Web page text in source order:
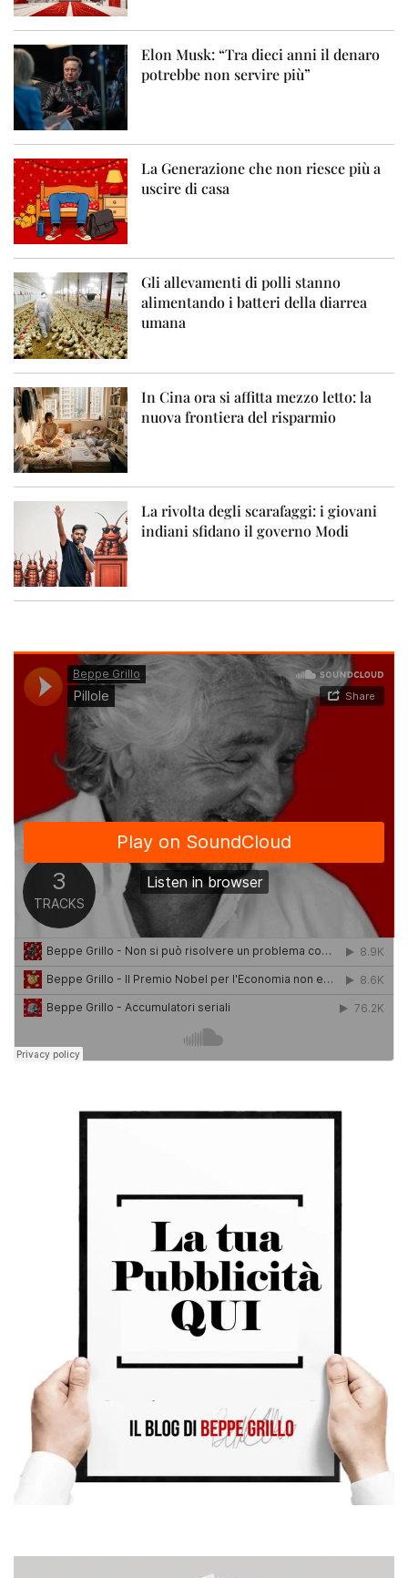
Elon Musk: “Tra dieci anni il denaro
potrebbe non servire più”
La Generazione che non riesce più a
uscire di casa
Gli allevamenti di polli stanno
alimentando i batteri della diarrea
umana
In Cina ora si affitta mezzo letto: la
nuova frontiera del risparmio
La rivolta degli scarafaggi: i giovani
indiani sfidano il governo Modi